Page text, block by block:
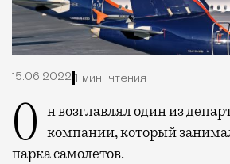
15.06.2022 1 мин. чтения
Он возглавлял один из департаментов компании, который
парка самолетов.